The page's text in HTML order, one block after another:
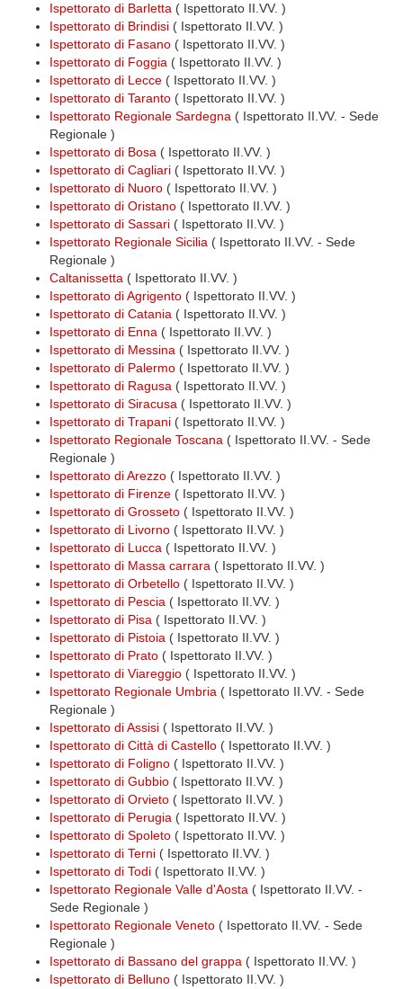
Ispettorato di Barletta ( Ispettorato II.VV. )
Ispettorato di Brindisi ( Ispettorato II.VV. )
Ispettorato di Fasano ( Ispettorato II.VV. )
Ispettorato di Foggia ( Ispettorato II.VV. )
Ispettorato di Lecce ( Ispettorato II.VV. )
Ispettorato di Taranto ( Ispettorato II.VV. )
Ispettorato Regionale Sardegna ( Ispettorato II.VV. - Sede
Regionale )
Ispettorato di Bosa ( Ispettorato II.VV. )
Ispettorato di Cagliari ( Ispettorato II.VV. )
Ispettorato di Nuoro ( Ispettorato II.VV. )
Ispettorato di Oristano ( Ispettorato II.VV. )
Ispettorato di Sassari ( Ispettorato II.VV. )
Ispettorato Regionale Sicilia ( Ispettorato II.VV. - Sede
Regionale )
Caltanissetta ( Ispettorato II.VV. )
Ispettorato di Agrigento ( Ispettorato II.VV. )
Ispettorato di Catania ( Ispettorato II.VV. )
Ispettorato di Enna ( Ispettorato II.VV. )
Ispettorato di Messina ( Ispettorato II.VV. )
Ispettorato di Palermo ( Ispettorato II.VV. )
Ispettorato di Ragusa ( Ispettorato II.VV. )
Ispettorato di Siracusa ( Ispettorato II.VV. )
Ispettorato di Trapani ( Ispettorato II.VV. )
Ispettorato Regionale Toscana ( Ispettorato II.VV. - Sede
Regionale )
Ispettorato di Arezzo ( Ispettorato II.VV. )
Ispettorato di Firenze ( Ispettorato II.VV. )
Ispettorato di Grosseto ( Ispettorato II.VV. )
Ispettorato di Livorno ( Ispettorato II.VV. )
Ispettorato di Lucca ( Ispettorato II.VV. )
Ispettorato di Massa carrara ( Ispettorato II.VV. )
Ispettorato di Orbetello ( Ispettorato II.VV. )
Ispettorato di Pescia ( Ispettorato II.VV. )
Ispettorato di Pisa ( Ispettorato II.VV. )
Ispettorato di Pistoia ( Ispettorato II.VV. )
Ispettorato di Prato ( Ispettorato II.VV. )
Ispettorato di Viareggio ( Ispettorato II.VV. )
Ispettorato Regionale Umbria ( Ispettorato II.VV. - Sede
Regionale )
Ispettorato di Assisi ( Ispettorato II.VV. )
Ispettorato di Città di Castello ( Ispettorato II.VV. )
Ispettorato di Foligno ( Ispettorato II.VV. )
Ispettorato di Gubbio ( Ispettorato II.VV. )
Ispettorato di Orvieto ( Ispettorato II.VV. )
Ispettorato di Perugia ( Ispettorato II.VV. )
Ispettorato di Spoleto ( Ispettorato II.VV. )
Ispettorato di Terni ( Ispettorato II.VV. )
Ispettorato di Todi ( Ispettorato II.VV. )
Ispettorato Regionale Valle d'Aosta ( Ispettorato II.VV. -
Sede Regionale )
Ispettorato Regionale Veneto ( Ispettorato II.VV. - Sede
Regionale )
Ispettorato di Bassano del grappa ( Ispettorato II.VV. )
Ispettorato di Belluno ( Ispettorato II.VV. )